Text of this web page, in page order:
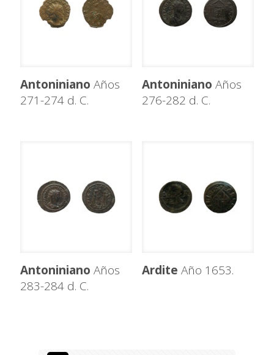
Antoniniano Años
271-274 d. C.
Antoniniano Años
276-282 d. C.
Antoniniano Años
283-284 d. C.
Ardite Año 1653.